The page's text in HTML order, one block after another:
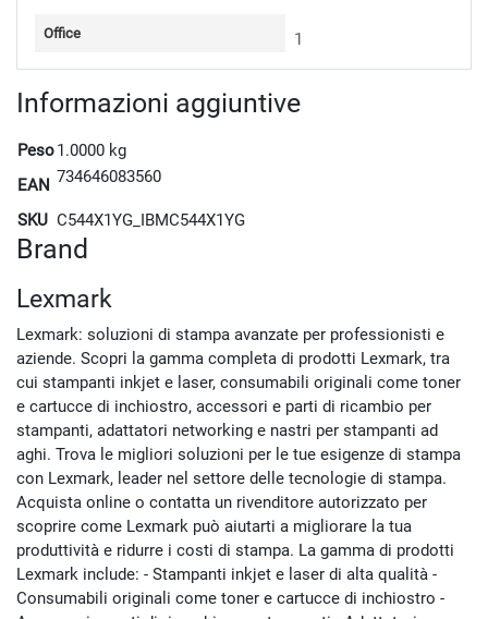
Office 1
Informazioni aggiuntive
Peso1.0000 kg
EAN 734646083560
SKU C544X1YG_IBMC544X1YG
Brand
Lexmark
Lexmark: soluzioni di stampa avanzate per professionisti e
aziende. Scopri la gamma completa di prodotti Lexmark, tra
cui stampanti inkjet e laser, consumabili originali come toner
e cartucce di inchiostro, accessori e parti di ricambio per
stampanti, adattatori networking e nastri per stampanti ad
aghi. Trova le migliori soluzioni per le tue esigenze di stampa
con Lexmark, leader nel settore delle tecnologie di stampa.
Acquista online o contatta un rivenditore autorizzato per
scoprire come Lexmark può aiutarti a migliorare la tua
produttività e ridurre i costi di stampa. La gamma di prodotti
Lexmark include: - Stampanti inkjet e laser di alta qualità -
Consumabili originali come toner e cartucce di inchiostro -